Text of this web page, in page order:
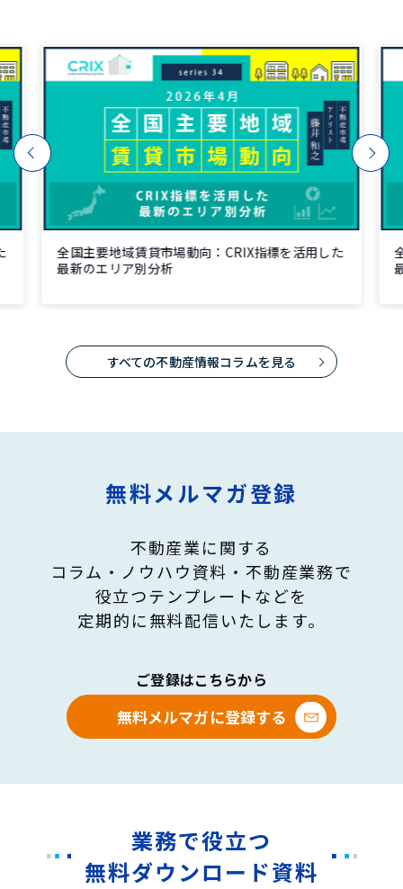
全国主要地域賃貸市場動向：CRIX指標を活用した
最新のエリア別分析
すべての不動産情報コラムを見る
無料メルマガ登録
不動産業に関する
コラム・ノウハウ資料・不動産業務で
役立つテンプレートなどを
定期的に無料配信いたします。
ご登録はこちらから
無料メルマガに登録する
業務で役立つ
無料ダウンロード資料